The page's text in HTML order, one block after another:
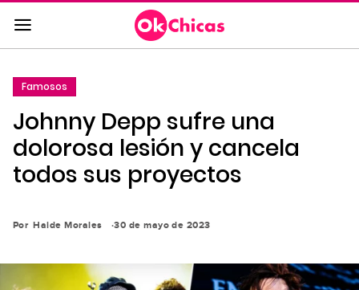
Saltar
al
contenido
a
la
navegación
principal
Famosos
Johnny Depp sufre una
dolorosa lesión y cancela
todos sus proyectos
Por Haide Morales 30 de mayo de 2023